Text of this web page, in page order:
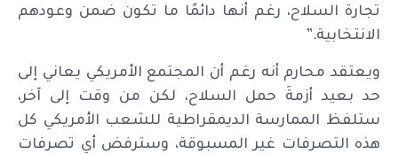
تجارة السلاح، رغم أنها دائمًا ما تكون ضمن وعودهم
الانتخابية.”
ويعتقد محارم أنه رغم أن المجتمع الأمريكي يعاني إلى
حد بعيد أزمةَ حمل السلاح، لكن من وقت إلى آخر،
ستلفظ الممارسة الديمقراطية للشعب الأمريكي كل
هذه التصرفات غير المسبوقة، وسترفض أي تصرفات